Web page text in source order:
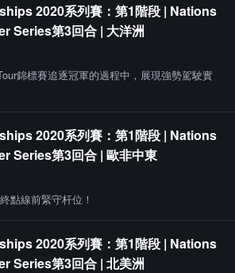
2020系列賽：第1階段 | Nations
Series第3回合 | 大洋洲
錦標賽追逐冠軍的過程中，展現強勢駕駛實
2020系列賽：第1階段 | Nations
Series第3回合 | 歐非中東
點線前緊守杆位！
2020系列賽：第1階段 | Nations
Series第3回合 | 北美洲